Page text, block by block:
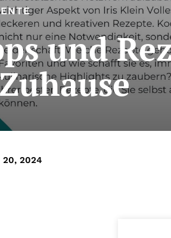
und
20, 2024